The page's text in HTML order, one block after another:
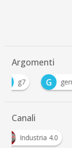
Argomenti
G
germania
Canali
4.0 P